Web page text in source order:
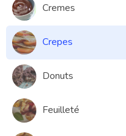
Cremes
Crepes
Donuts
Feuilleté